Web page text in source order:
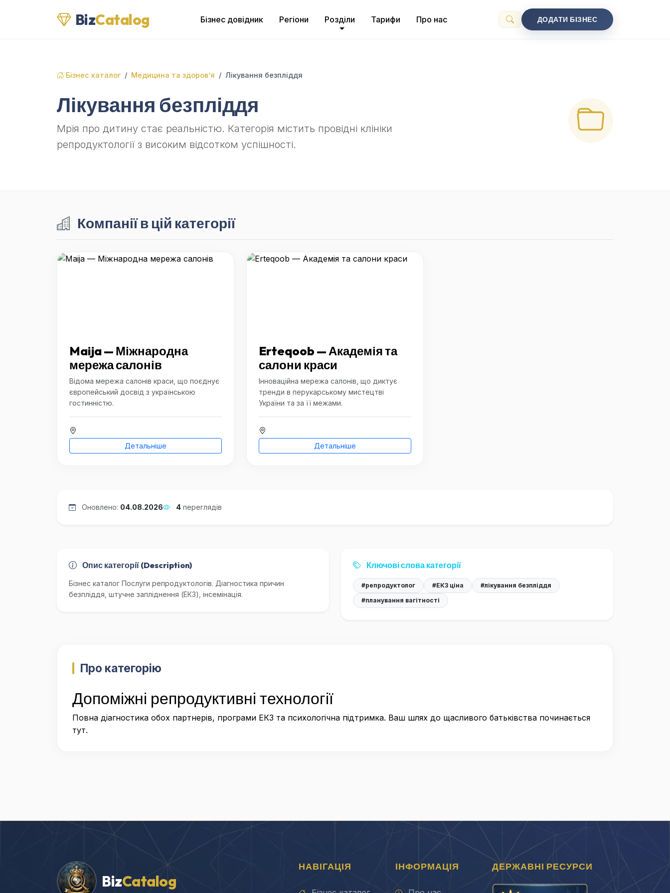
BizCatalog Бізнес довідник Регіони Розділи Тарифи Про нас ДОДАТИ БІЗНЕС
Бізнес каталог Медицина та здоров’я Лікування безпліддя
Лікування безпліддя
Мрія про дитину стає реальністю. Категорія містить провідні клініки
репродуктології з високим відсотком успішності.
Компанії в цій категорії
Maija — Міжнародна
мережа салонів
Відома мережа салонів краси, що поєднує
європейський досвід з українською
гостинністю.
Детальніше
Erteqoob — Академія та
салони краси
Інноваційна мережа салонів, що диктує
тренди в перукарському мистецтві
України та за її межами.
Детальніше
Оновлено: 04.08.2026 4 переглядів
Опис категорії (Description)
Бізнес каталог Послуги репродуктологів. Діагностика причин
безпліддя, штучне запліднення (ЕКЗ), інсемінація.
Ключові слова категорії
#репродуктолог #ЕКЗ ціна
#лікування безпліддя
#планування вагітності
Про категорію
Допоміжні репродуктивні технології
Повна діагностика обох партнерів, програми ЕКЗ та психологічна підтримка. Ваш шлях до щасливого батьківства починається
тут.
BizCatalog
НАВІГАЦІЯ ІНФОРМАЦІЯ ДЕРЖАВНІ РЕСУРСИ